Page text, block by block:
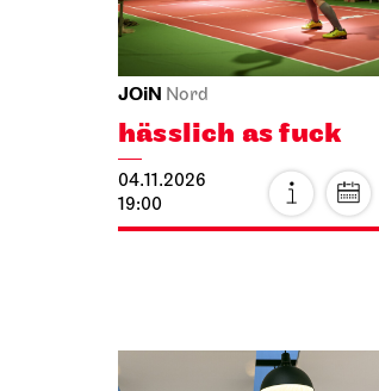
Staatstheater Stuttgart
Staatstheater Stuttgart
Einblicke – Fokus:
Sanierung
22.10.2026
15:00 - 16:30